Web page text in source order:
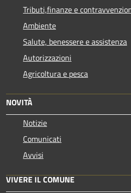
Tributi,finanze e
Ambiente
Salute, benessere e assistenza
Autorizzazioni
Agricoltura e pesca
NOVITÀ
Notizie
Comunicati
Avvisi
VIVERE IL COMUNE